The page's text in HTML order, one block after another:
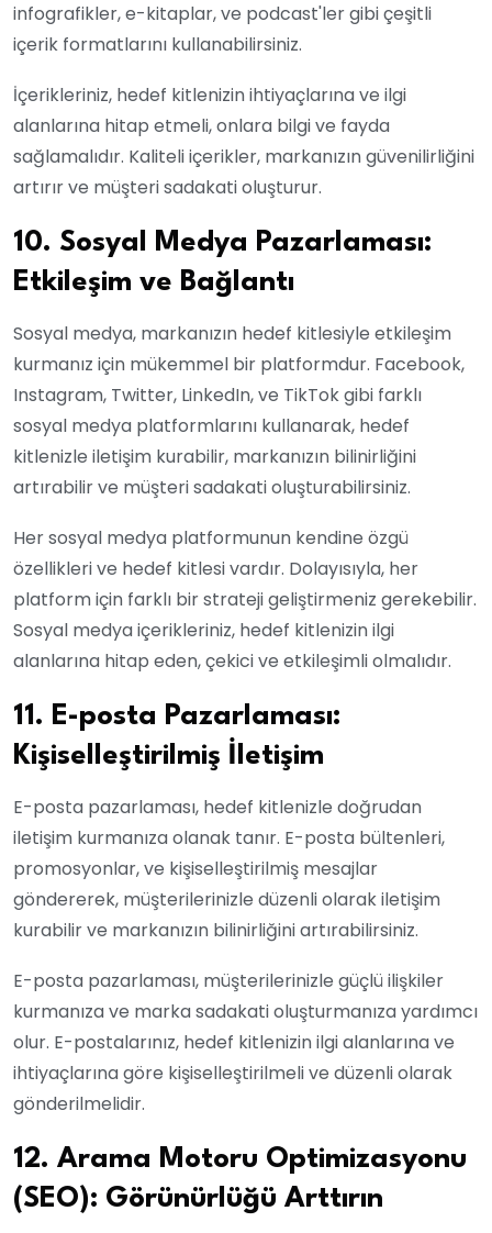
infografikler, e-kitaplar, ve podcast'ler gibi çeşitli
içerik formatlarını kullanabilirsiniz.
İçerikleriniz, hedef kitlenizin ihtiyaçlarına ve ilgi
alanlarına hitap etmeli, onlara bilgi ve fayda
sağlamalıdır. Kaliteli içerikler, markanızın güvenilirliğini
artırır ve müşteri sadakati oluşturur.
10. Sosyal Medya Pazarlaması:
Etkileşim ve Bağlantı
Sosyal medya, markanızın hedef kitlesiyle etkileşim
kurmanız için mükemmel bir platformdur. Facebook,
Instagram, Twitter, LinkedIn, ve TikTok gibi farklı
sosyal medya platformlarını kullanarak, hedef
kitlenizle iletişim kurabilir, markanızın bilinirliğini
artırabilir ve müşteri sadakati oluşturabilirsiniz.
Her sosyal medya platformunun kendine özgü
özellikleri ve hedef kitlesi vardır. Dolayısıyla, her
platform için farklı bir strateji geliştirmeniz gerekebilir.
Sosyal medya içerikleriniz, hedef kitlenizin ilgi
alanlarına hitap eden, çekici ve etkileşimli olmalıdır.
11. E-posta Pazarlaması:
Kişiselleştirilmiş İletişim
E-posta pazarlaması, hedef kitlenizle doğrudan
iletişim kurmanıza olanak tanır. E-posta bültenleri,
promosyonlar, ve kişiselleştirilmiş mesajlar
göndererek, müşterilerinizle düzenli olarak iletişim
kurabilir ve markanızın bilinirliğini artırabilirsiniz.
E-posta pazarlaması, müşterilerinizle güçlü ilişkiler
kurmanıza ve marka sadakati oluşturmanıza yardımcı
olur. E-postalarınız, hedef kitlenizin ilgi alanlarına ve
ihtiyaçlarına göre kişiselleştirilmeli ve düzenli olarak
gönderilmelidir.
12. Arama Motoru Optimizasyonu
(SEO): Görünürlüğü Arttırın